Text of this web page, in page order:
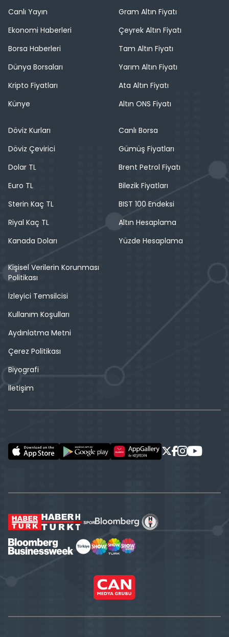
Canlı Yayın
Ekonomi Haberleri
Borsa Haberleri
Dünya Borsaları
Kripto Fiyatları
Künye
Gram Altın Fiyatı
Çeyrek Altın Fiyatı
Tam Altın Fiyatı
Yarım Altın Fiyatı
Ata Altın Fiyatı
Altın ONS Fiyatı
Döviz Kurları
Döviz Çevirici
Dolar TL
Euro TL
Sterin Kaç TL
Riyal Kaç TL
Kanada Doları
Canlı Borsa
Gümüş Fiyatları
Brent Petrol Fiyatı
Bilezik Fiyatları
BIST 100 Endeksi
Altın Hesaplama
Yüzde Hesaplama
Kişisel Verilerin Korunması
Politikası
İzleyici Temsilcisi
Kullanım Koşulları
Aydınlatma Metni
Çerez Politikası
Biyografi
İletişim